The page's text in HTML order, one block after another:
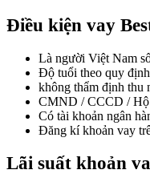
Điều kiện vay
Là người Việt Nam
Độ tuổi theo quy
không thẩm định thu
CMND / CCCD / Hộ
Có tài khoản ngân
Đăng kí khoản vay
Lãi suất khoản